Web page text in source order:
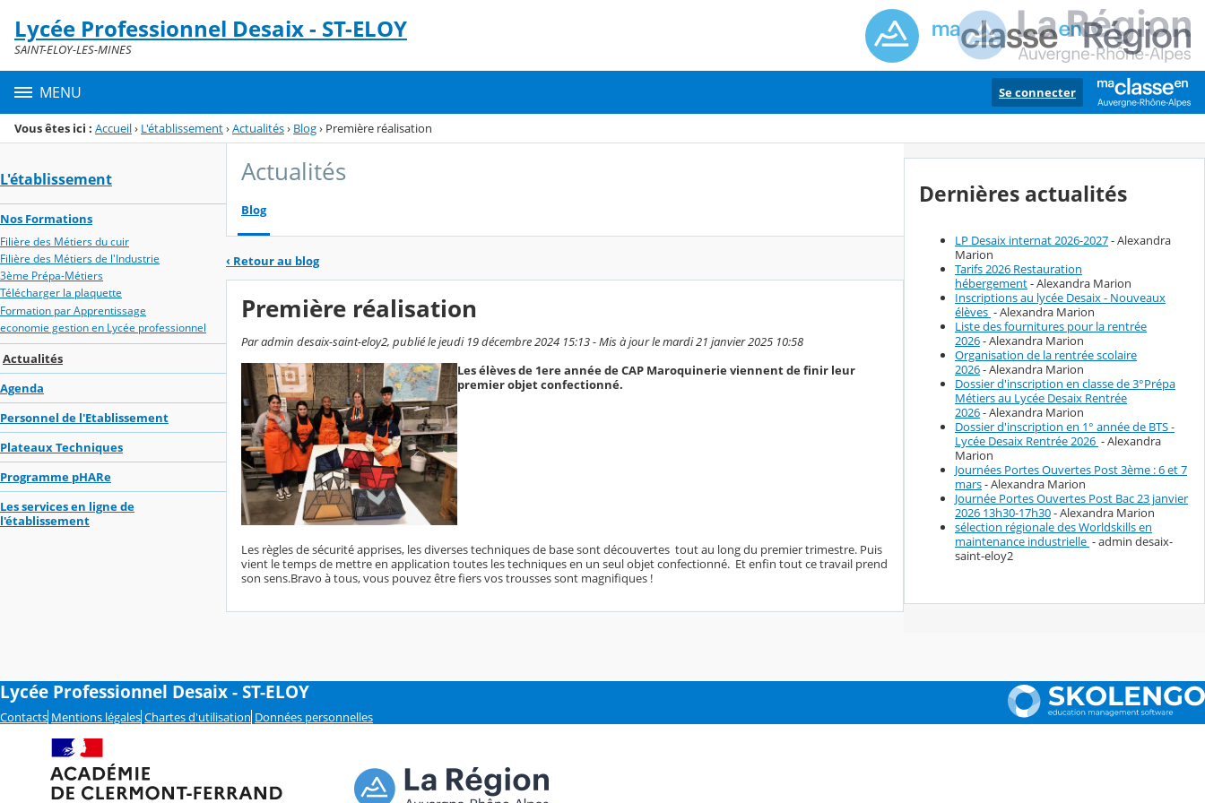
Menu de la rubrique
Contenu
Lycée Professionnel Desaix - ST-ELOY
SAINT-ELOY-LES-MINES
MENU Se connecter
Vous êtes ici : Accueil› L'établissement›Actualités› Blog› Première réalisation
L'établissement
Nos Formations
Filière des Métiers du cuir
Filière des Métiers de l'Industrie
3ème Prépa-Métiers
Télécharger la plaquette
Formation par Apprentissage
economie gestion en Lycée professionnel
Actualités
Agenda
Personnel de l'Etablissement
Plateaux Techniques
Programme pHARe
Les services en ligne de
l'établissement
Actualités
Blog
‹ Retour au blog
Première réalisation
Par admin desaix-saint-eloy2, publié le jeudi 19 décembre 2024 15:13 - Mis à jour le mardi 21 janvier 2025 10:58
Les élèves de 1ere année de CAP Maroquinerie viennent de finir leur
premier objet confectionné.
Les règles de sécurité apprises, les diverses techniques de base sont découvertes tout au long du premier trimestre. Puis
vient le temps de mettre en application toutes les techniques en un seul objet confectionné. Et enfin tout ce travail prend
son sens.Bravo à tous, vous pouvez être fiers vos trousses sont magnifiques !
Dernières actualités
LP Desaix internat 2026-2027- Alexandra
Marion
Tarifs 2026 Restauration
hébergement- Alexandra Marion
Inscriptions au lycée Desaix - Nouveaux
élèves - Alexandra Marion
Liste des fournitures pour la rentrée
2026- Alexandra Marion
Organisation de la rentrée scolaire
2026- Alexandra Marion
Dossier d'inscription en classe de 3°Prépa
Métiers au Lycée Desaix Rentrée
2026- Alexandra Marion
Dossier d'inscription en 1° année de BTS -
Lycée Desaix Rentrée 2026 - Alexandra
Marion
Journées Portes Ouvertes Post 3ème : 6 et 7
mars- Alexandra Marion
Journée Portes Ouvertes Post Bac 23 janvier
2026 13h30-17h30- Alexandra Marion
sélection régionale des Worldskills en
maintenance industrielle - admin desaix-
saint-eloy2
Lycée Professionnel Desaix - ST-ELOY
Contacts Mentions légales Chartes d'utilisation Données personnelles